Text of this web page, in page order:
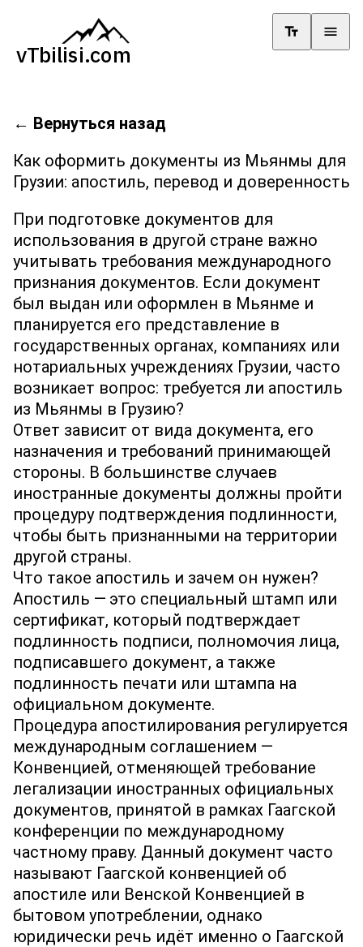
← Вернуться назад
Как оформить документы из Мьянмы для
Грузии: апостиль, перевод и доверенность
При подготовке документов для
использования в другой стране важно
учитывать требования международного
признания документов. Если документ
был выдан или оформлен в Мьянме и
планируется его представление в
государственных органах, компаниях или
нотариальных учреждениях Грузии, часто
возникает вопрос: требуется ли апостиль
из Мьянмы в Грузию?
Ответ зависит от вида документа, его
назначения и требований принимающей
стороны. В большинстве случаев
иностранные документы должны пройти
процедуру подтверждения подлинности,
чтобы быть признанными на территории
другой страны.
Что такое апостиль и зачем он нужен?
Апостиль — это специальный штамп или
сертификат, который подтверждает
подлинность подписи, полномочия лица,
подписавшего документ, а также
подлинность печати или штампа на
официальном документе.
Процедура апостилирования регулируется
международным соглашением —
Конвенцией, отменяющей требование
легализации иностранных официальных
документов, принятой в рамках Гаагской
конференции по международному
частному праву. Данный документ часто
называют Гаагской конвенцией об
апостиле или Венской Конвенцией в
бытовом употреблении, однако
юридически речь идёт именно о Гаагской